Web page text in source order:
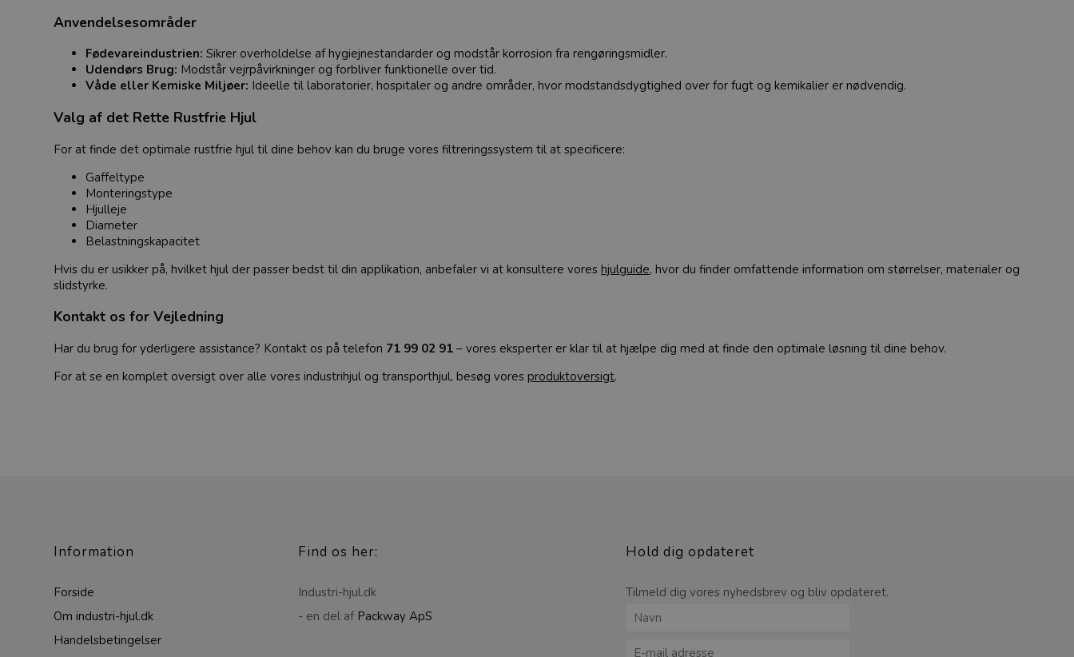
Anvendelsesområder
Fødevareindustrien: Sikrer overholdelse af hygiejnestandarder og modstår korrosion fra rengøringsmidler.
Udendørs Brug: Modstår vejrpåvirkninger og forbliver funktionelle over tid.
Våde eller Kemiske Miljøer: Ideelle til laboratorier, hospitaler og andre områder, hvor modstandsdygtighed over for fugt og kemikalier er nødvendig.
Valg af det Rette Rustfrie Hjul
For at finde det optimale rustfrie hjul til dine behov kan du bruge vores filtreringssystem til at specificere:
Gaffeltype
Monteringstype
Hjulleje
Diameter
Belastningskapacitet
Hvis du er usikker på, hvilket hjul der passer bedst til din applikation, anbefaler vi at konsultere voreshjulguide, hvor du finder omfattende information om størrelser, materialer og
slidstyrke.
Kontakt os for Vejledning
Har du brug for yderligere assistance? Kontakt os på telefon 71 99 02 91 – vores eksperter er klar til at hjælpe dig med at finde den optimale løsning til dine behov.
For at se en komplet oversigt over alle vores industrihjul og transporthjul, besøg voresproduktoversigt.
Information
Forside
Om industri-hjul.dk
Handelsbetingelser
Find os her:
Industri-hjul.dk
- en del af Packway ApS
Hold dig opdateret
Tilmeld dig vores nyhedsbrev og bliv opdateret.